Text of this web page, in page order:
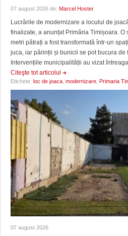
07 august 2026 de: Marcel Hoster
Lucrările de modernizare a locului de
finalizate, a anunțat Primăria Timișoara. O
metri pătrați a fost transformată într-un
juca, iar părinții și bunicii se pot bucura de
Intervențiile municipalității au vizat
Citeşte tot articolul
Etichete: loc de joaca modernizare Primaria
07 august 2026